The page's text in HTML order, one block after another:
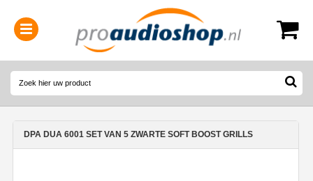
0314-364515
DPA DUA 6001 SET VAN 5 ZWARTE SOFT BOOST GRILLS